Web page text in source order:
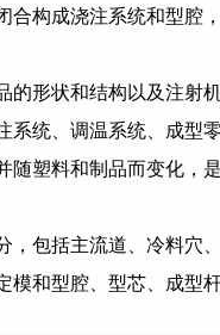
合构成浇注系统和型腔
的形状和结构以及注射
统、调温系统、成型
随塑料和制品而变化，
，包括主流道、冷料穴
和型腔、型芯、成型